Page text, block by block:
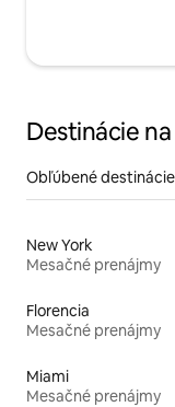
Destinácie
Obľúbené
New York
Mesačné prenájmy
Florencia
Mesačné prenájmy
Miami
Mesačné prenájmy